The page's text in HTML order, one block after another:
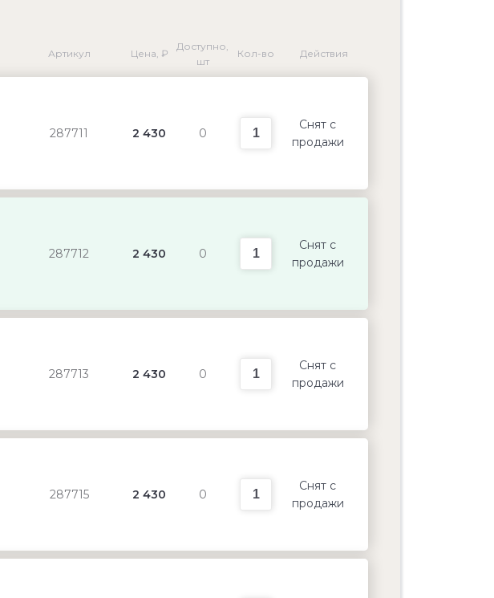
Артикул Цена, ₽
Доступно,
шт
Кол-во Действия
287711 2 430 0
Снят с
продажи
287712 2 430 0
Снят с
продажи
287713 2 430 0
Снят с
продажи
287715 2 430 0
Снят с
продажи